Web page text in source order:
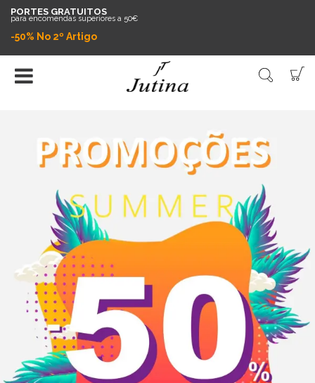
PORTES GRATUITOS
para encomendas superiores a 50€
-50% No 2º Artigo